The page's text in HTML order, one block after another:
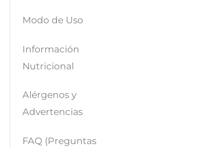
Modo de Uso
Información
Nutricional
Alérgenos y
Advertencias
FAQ (Preguntas